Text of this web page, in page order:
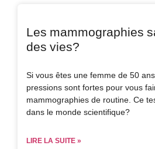
Les mammographies
des vies?
Si vous êtes une femme de 50
pressions sont fortes pour vous
mammographies de routine. Ce
dans le monde scientifique?
LIRE LA SUITE »